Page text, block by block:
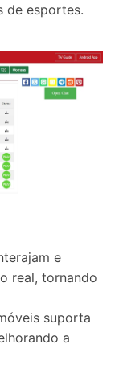
de esportes.
e
real, tornando
suporta
a